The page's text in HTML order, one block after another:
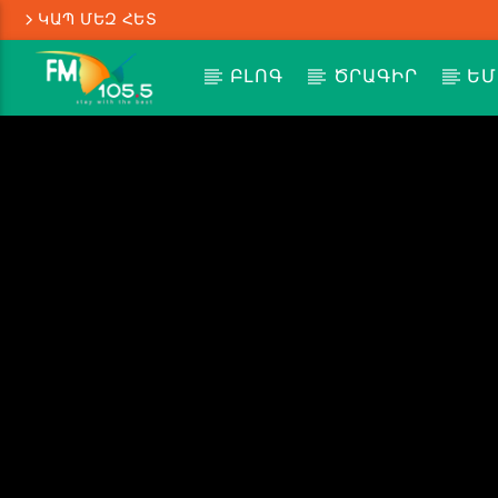
ԿԱՊ ՄԵԶ ՀԵՏ
ԲԼՈԳ ԾՐԱԳԻՐ